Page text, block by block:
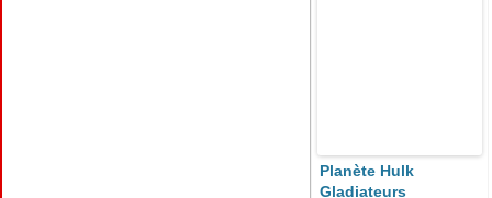
Planète Hulk
Gladiateurs